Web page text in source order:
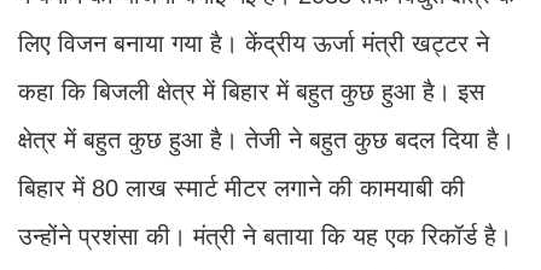
लिए विजन बनाया गया है। केंद्रीय ऊर्जा मंत्री खट्टर ने
कहा कि बिजली क्षेत्र में बिहार में बहुत कुछ हुआ है। इस
क्षेत्र में बहुत कुछ हुआ है। तेजी ने बहुत कुछ बदल दिया है।
बिहार में 80 लाख स्मार्ट मीटर लगाने की कामयाबी की
उन्होंने प्रशंसा की। मंत्री ने बताया कि यह एक रिकॉर्ड है।